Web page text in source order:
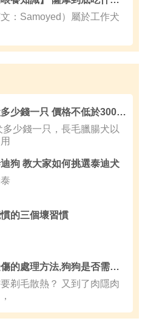
：Samoyed）屬於工作犬
長毛臘腸犬多少錢一只 價格不低於3000元
多少錢一只，長毛臘腸犬以
狗 教大家如何挑選泰迪犬
的三個壞習慣
狗狗剃毛受傷的處理方法,狗狗是否需要剃毛散熱
剃毛散熱？ 又到了肉隱肉